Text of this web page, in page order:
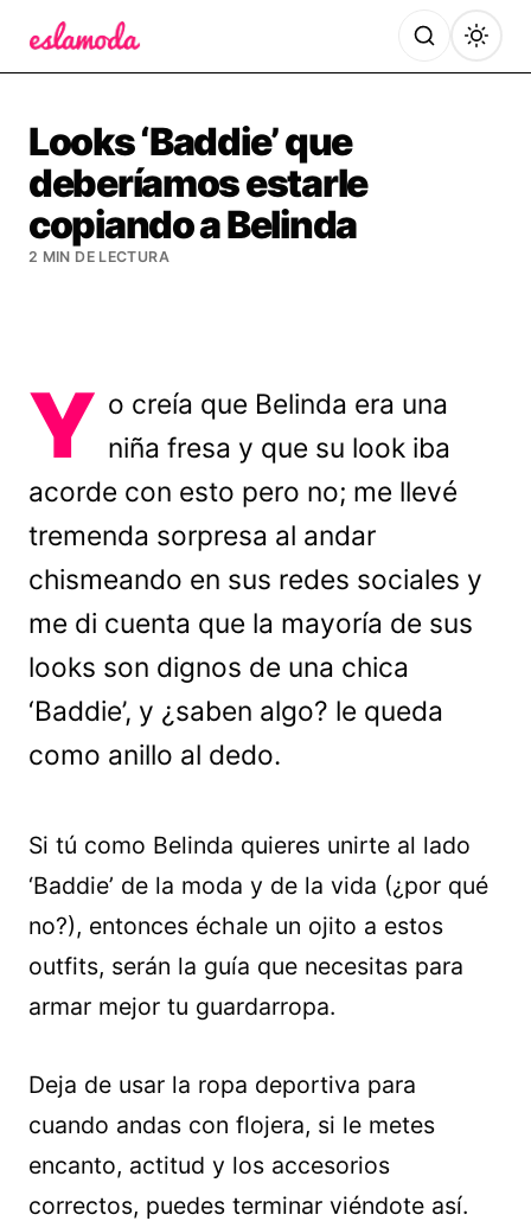
Looks ‘Baddie’ que
deberíamos estarle
copiando a Belinda
2 MIN DE LECTURA
Y o creía que Belinda era una
niña fresa y que su look iba
acorde con esto pero no; me llevé
tremenda sorpresa al andar
chismeando en sus redes sociales y
me di cuenta que la mayoría de sus
looks son dignos de una chica
‘Baddie’, y ¿saben algo? le queda
como anillo al dedo.
Si tú como Belinda quieres unirte al lado
‘Baddie’ de la moda y de la vida (¿por qué
no?), entonces échale un ojito a estos
outfits, serán la guía que necesitas para
armar mejor tu guardarropa.
Deja de usar la ropa deportiva para
cuando andas con flojera, si le metes
encanto, actitud y los accesorios
correctos, puedes terminar viéndote así.